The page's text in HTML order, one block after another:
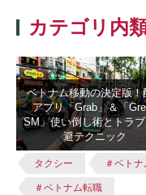
カテゴリ内
ベトナム移動の決定版！
アプリ「Grab」＆「
SM」使い倒し術とトラ
避テクニック
タクシー ＃ベトナ
＃ベトナム転職